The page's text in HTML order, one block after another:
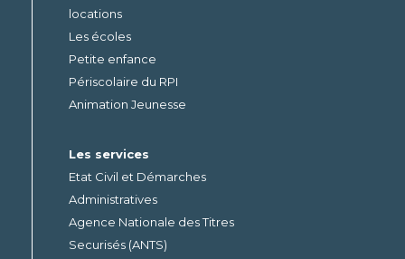
locations
Les écoles
Petite enfance
Périscolaire du RPI
Animation Jeunesse
Les services
Etat Civil et Démarches
Administratives
Agence Nationale des Titres
Securisés (ANTS)